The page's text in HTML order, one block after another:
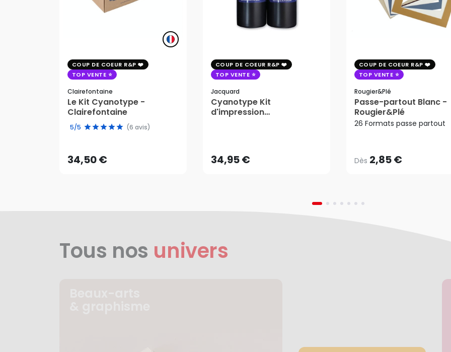
COUP DE COEUR R&P
TOP VENTE
Clairefontaine
Le Kit Cyanotype -
Clairefontaine
5/5 (6 avis)
34,50 €
34,50 €
AJOUTER AU PANIER
COUP DE COEUR R&P
TOP VENTE
Jacquard
Cyanotype Kit
d'impression
34,95 €AJOUTER AU PANIER
COUP DE COEUR R&P
TOP VENTE
Rougier&plé
Passe-partout Blanc -
Rougier&Plé
26 Formats passe partout
Dès 2,85 €
Dès2,85 €
Tous nos univers